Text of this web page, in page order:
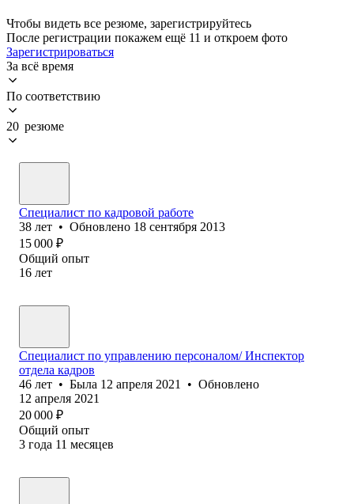
Чтобы видеть все резюме, зарегистрируйтесь
После регистрации покажем ещё 11 и откроем фото
Зарегистрироваться
За всё время
По соответствию
20 резюме
Специалист по кадровой работе
38 лет • Обновлено 18 сентября 2013
15 000 ₽
Общий опыт
16 лет
Специалист по управлению персоналом/ Инспектор
отдела кадров
46 лет • Была 12 апреля 2021 • Обновлено
12 апреля 2021
20 000 ₽
Общий опыт
3 года 11 месяцев